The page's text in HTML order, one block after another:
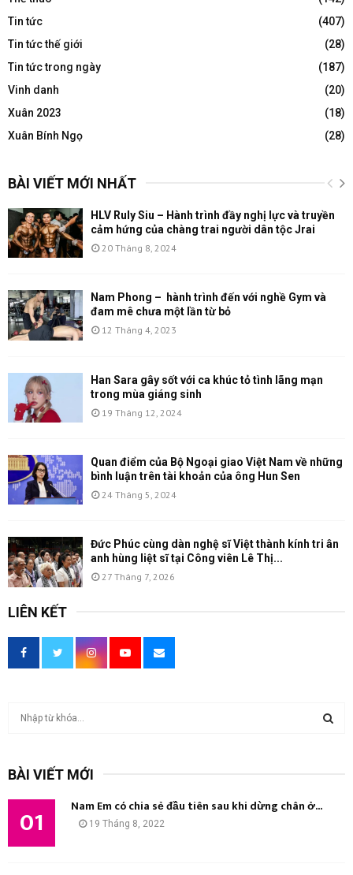
Tin tức
(407)
Tin tức thế giới
(28)
Tin tức trong ngày
(187)
Vinh danh
(20)
Xuân 2023
(18)
Xuân Bính Ngọ
(28)
BÀI VIẾT MỚI NHẤT
HLV Ruly Siu – Hành trình đầy nghị lực và truyền
cảm hứng của chàng trai người dân tộc Jrai
20 Tháng 8, 2024
Nam Phong – hành trình đến với nghề Gym và
đam mê chưa một lần từ bỏ
12 Tháng 4, 2023
Han Sara gây sốt với ca khúc tỏ tình lãng mạn
trong mùa giáng sinh
19 Tháng 12, 2024
Quan điểm của Bộ Ngoại giao Việt Nam về những
bình luận trên tài khoản của ông Hun Sen
24 Tháng 5, 2024
Đức Phúc cùng dàn nghệ sĩ Việt thành kính tri ân
anh hùng liệt sĩ tại Công viên Lê Thị...
27 Tháng 7, 2026
LIÊN KẾT
BÀI VIẾT MỚI
01 Nam Em có chia sẻ đầu tiên sau khi dừng chân ở...
19 Tháng 8, 2022